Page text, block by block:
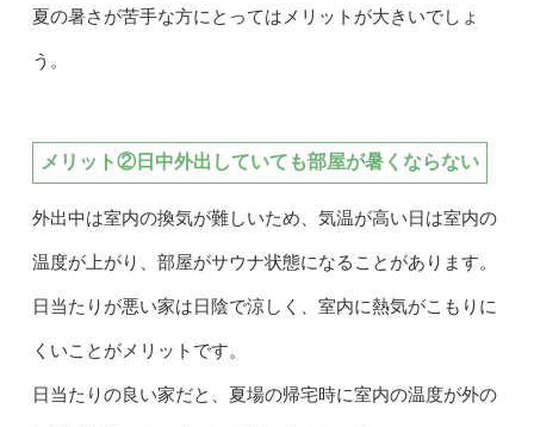
夏の暑さが苦手な方にとってはメリットが大きいでしょ
う。
メリット②日中外出していても部屋が暑くならない
外出中は室内の換気が難しいため、気温が高い日は室内の
温度が上がり、部屋がサウナ状態になることがあります。
日当たりが悪い家は日陰で涼しく、室内に熱気がこもりに
くいことがメリットです。
日当たりの良い家だと、夏場の帰宅時に室内の温度が外の